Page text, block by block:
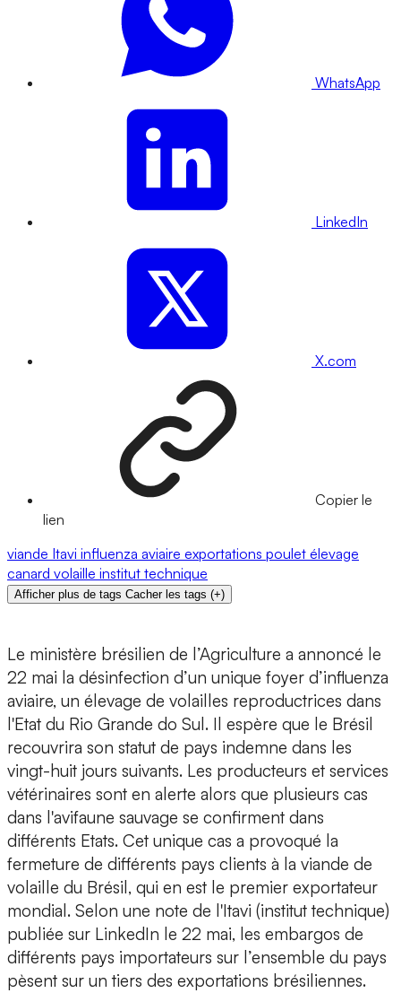
WhatsApp
LinkedIn
X.com
Copier le
lien
viande Itavi influenza aviaire exportations poulet élevage
canard volaille institut technique
Afficher plus de tags Cacher les tags (+)
Le ministère brésilien de l’Agriculture a annoncé le
22 mai la désinfection d’un unique foyer d’influenza
aviaire, un élevage de volailles reproductrices dans
l'Etat du Rio Grande do Sul. Il espère que le Brésil
recouvrira son statut de pays indemne dans les
vingt-huit jours suivants. Les producteurs et services
vétérinaires sont en alerte alors que plusieurs cas
dans l'avifaune sauvage se confirment dans
différents Etats. Cet unique cas a provoqué la
fermeture de différents pays clients à la viande de
volaille du Brésil, qui en est le premier exportateur
mondial. Selon une note de l'Itavi (institut technique)
publiée sur LinkedIn le 22 mai, les embargos de
différents pays importateurs sur l’ensemble du pays
pèsent sur un tiers des exportations brésiliennes.